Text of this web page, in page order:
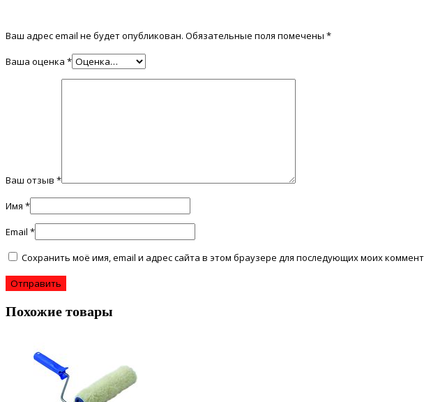
Ваш адрес email не будет опубликован. Обязательные поля помечены *
Ваша оценка *
Ваш отзыв *
Имя *
Email *
Сохранить моё имя, email и адрес сайта в этом браузере для последующих моих
Похожие товары